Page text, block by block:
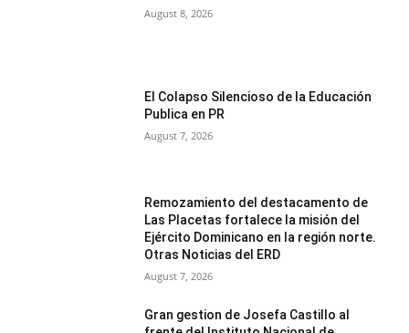
August 8, 2026
El Colapso Silencioso de la Educación
Publica en PR
August 7, 2026
Remozamiento del destacamento de
Las Placetas fortalece la misión del
Ejército Dominicano en la región norte.
Otras Noticias del ERD
August 7, 2026
Gran gestion de Josefa Castillo al